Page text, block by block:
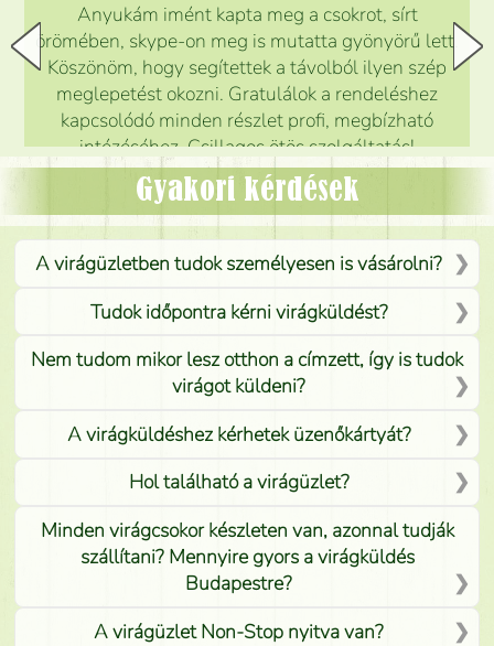
Anyukám imént kapta meg a csokrot, sírt
örömében, skype-on meg is mutatta gyönyörű lett.
Köszönöm, hogy segítettek a távolból ilyen szép
meglepetést okozni. Gratulálok a rendeléshez
kapcsolódó minden részlet profi, megbízható
intézéséhez. Csillagos ötös szolgáltatás!
Mónika
Gyakori kérdések
A virágüzletben tudok személyesen is vásárolni?
Tudok időpontra kérni virágküldést?
Nem tudom mikor lesz otthon a címzett, így is tudok
virágot küldeni?
A virágküldéshez kérhetek üzenőkártyát?
Hol található a virágüzlet?
Minden virágcsokor készleten van, azonnal tudják
szállítani? Mennyire gyors a virágküldés
Budapestre?
A virágüzlet Non-Stop nyitva van?